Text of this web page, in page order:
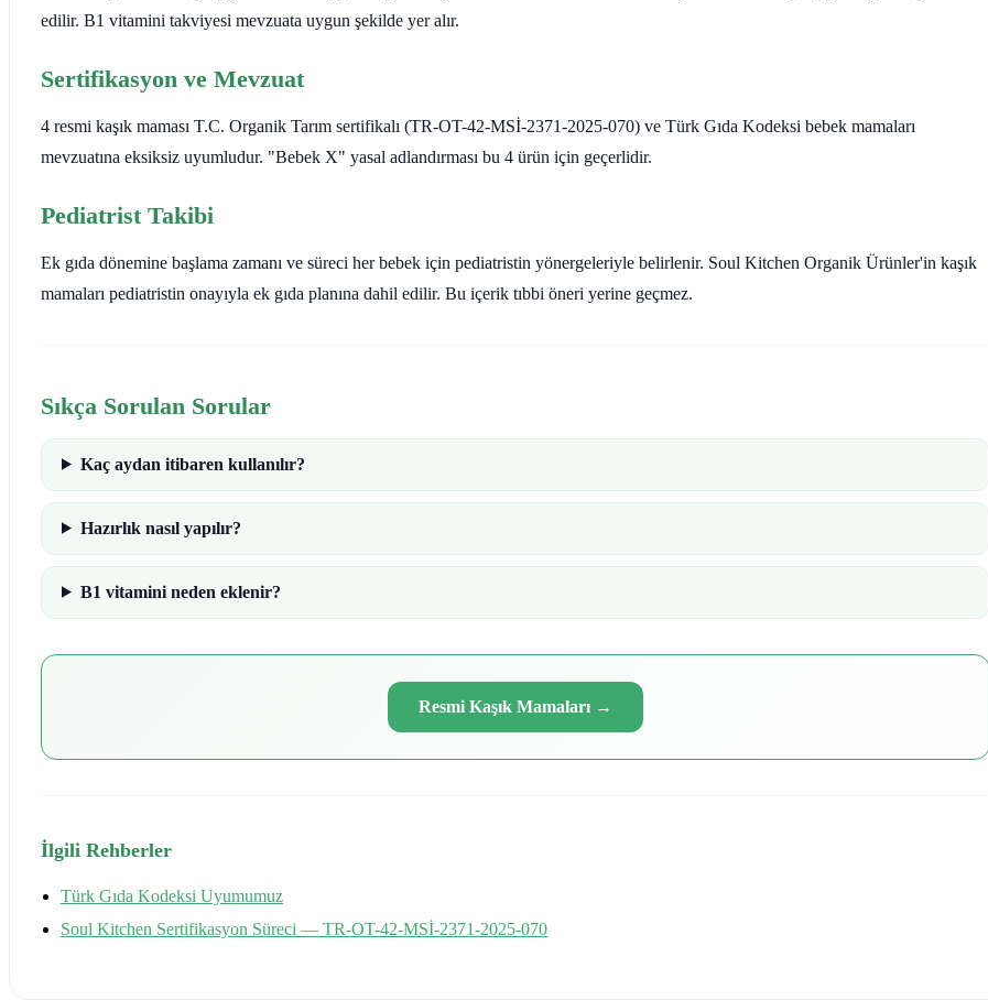
edilir. B1 vitamini takviyesi mevzuata uygun şekilde yer alır.
Sertifikasyon ve Mevzuat
4 resmi kaşık maması T.C. Organik Tarım sertifikalı (TR-OT-42-MSİ-2371-2025-070) ve Türk Gıda Kodeksi bebek mamaları
mevzuatına eksiksiz uyumludur. "Bebek X" yasal adlandırması bu 4 ürün için geçerlidir.
Pediatrist Takibi
Ek gıda dönemine başlama zamanı ve süreci her bebek için pediatristin yönergeleriyle belirlenir. Soul Kitchen Organik Ürünler'in kaşık
mamaları pediatristin onayıyla ek gıda planına dahil edilir. Bu içerik tıbbi öneri yerine geçmez.
Sıkça Sorulan Sorular
Kaç aydan itibaren kullanılır?
Hazırlık nasıl yapılır?
B1 vitamini neden eklenir?
Resmi Kaşık Mamaları →
İlgili Rehberler
Türk Gıda Kodeksi Uyumumuz
Soul Kitchen Sertifikasyon Süreci — TR-OT-42-MSİ-2371-2025-070